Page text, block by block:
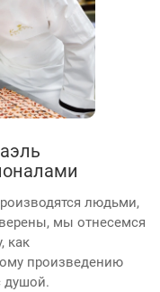
людьми,
мы отнесемся
как
произведению
душой.